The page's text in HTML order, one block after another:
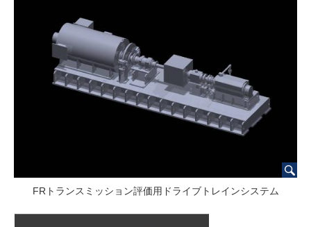
FRトランスミッション評価用ドライブトレインシステム